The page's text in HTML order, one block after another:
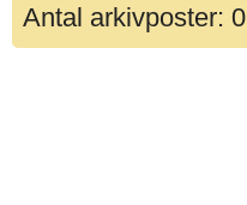
Antal arkivposter: 0